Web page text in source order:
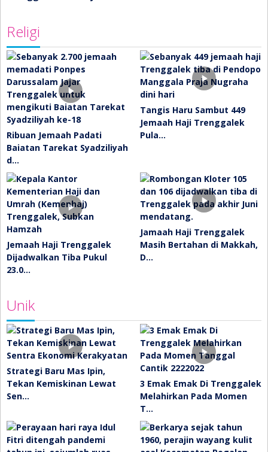
Religi
Ribuan Jemaah Padati
Baiatan Tarekat Syadziliyah
d…
Tangis Haru Sambut 449
Jemaah Haji Trenggalek
Pula…
Jemaah Haji Trenggalek
Dijadwalkan Tiba Pukul
23.0…
Jamaah Haji Trenggalek
Masih Bertahan di Makkah,
D…
Unik
Strategi Baru Mas Ipin,
Tekan Kemiskinan Lewat
Sen…
3 Emak Emak Di Trenggalek
Melahirkan Pada Momen
T…